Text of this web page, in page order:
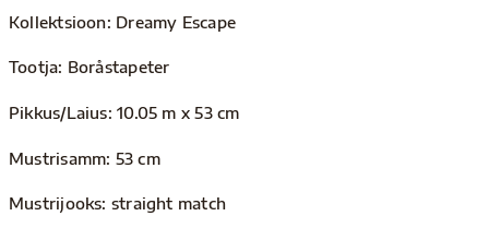
Kollektsioon: Dreamy Escape
Tootja: Boråstapeter
Pikkus/Laius: 10.05 m x 53 cm
Mustrisamm: 53 cm
Mustrijooks: straight match